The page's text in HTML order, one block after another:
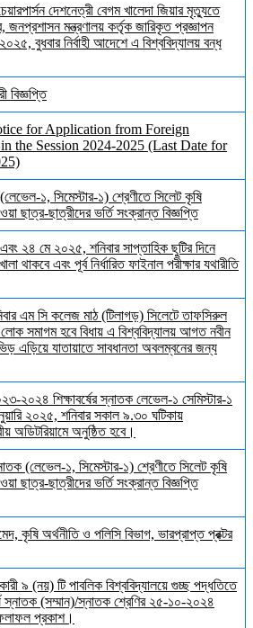
দেশনেত্রী বেগম খালেদা জিয়ার মৃত্যুতে
জনপ্রশাসন মন্ত্রণালয় কর্তৃক জারিকৃত প্রজ্ঞাপন
বুধবার নির্বাহী আদেশে এ বিশ্ববিদ্যালয় বন্ধ
বিজ্ঞপ্তি
for Application from Foreign
the Session 2024-2025 (Last Date for
১, সিমেস্টার-১) শ্রেণীতে সিলেট কৃষি
ছাত্র-ছাত্রীদের ভর্তি সংক্রান্ত বিজ্ঞপ্তি
২৪ মে ২০২৫, শনিবার সাপ্তাহিক ছুটির দিনে
থাকবে এবং পূর্ব নির্ধারিত ফাইনাল পরীক্ষার যথারীতি
এম সি কলেজ মাঠ (টিলাগড়) সিলেটে তাফসিরুল
সমাগম হবে বিধায় এ বিশ্ববিদ্যালয় আগত নবীন
ভিড় এড়িয়ে যাতায়াতে সাবধানতা অবলম্বনের জন্য
২০২৪ শিক্ষাবর্ষের স্নাতক লেভেল-১ সেমিস্টার-১
২০২৫, শনিবার সকাল ৯.৩০ ঘটিকায়
অডিটরিয়ামে অনুষ্ঠিত হবে।
(লেভেল-১, সিমেস্টার-১) শ্রেণীতে সিলেট কৃষি
ছাত্র-ছাত্রীদের ভর্তি সংক্রান্ত বিজ্ঞপ্তি
কৃষি অর্থনীতি ও পলিসি বিভাগ, ভারপ্রাপ্ত প্রক্টর
৯ (নয়) টি পাবলিক বিশ্ববিদ্যালয়ে গুচ্ছ পদ্ধতিতে
স্নাতক (সম্মান)/স্নাতক শ্রেণির ২৫-১০-২০২৪
ফলাফল প্রকাশ।